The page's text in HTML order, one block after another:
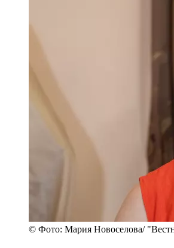
© Фото: Мария Новоселова/